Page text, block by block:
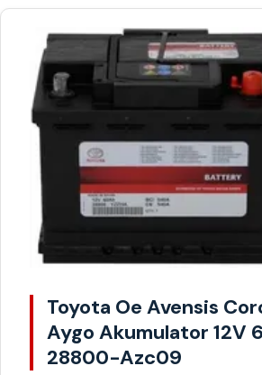
Toyota Oe Avensis
Aygo Akumulator 12V
28800-Azc09